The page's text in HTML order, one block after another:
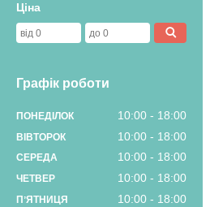
Ціна
Графік роботи
ПОНЕДІЛОК 10:00 18:00
ВІВТОРОК 10:00 18:00
СЕРЕДА 10:00 18:00
ЧЕТВЕР 10:00 18:00
ПʼЯТНИЦЯ 10:00 18:00